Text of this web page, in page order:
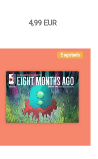
4,99 EUR
Esgotado